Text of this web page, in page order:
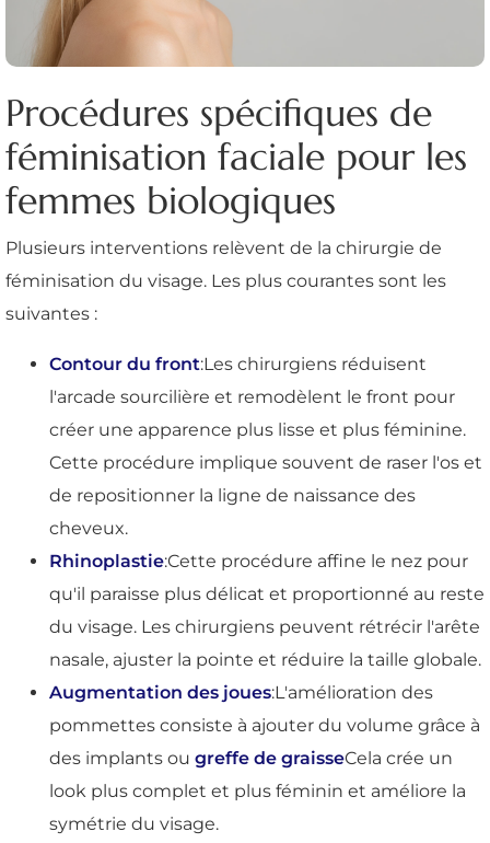
Procédures spécifiques de
féminisation faciale pour les
femmes biologiques
Plusieurs interventions relèvent de la chirurgie de
féminisation du visage. Les plus courantes sont les
suivantes :
Contour du front:Les chirurgiens réduisent
l'arcade sourcilière et remodèlent le front pour
créer une apparence plus lisse et plus féminine.
Cette procédure implique souvent de raser l'os et
de repositionner la ligne de naissance des
cheveux.
Rhinoplastie:Cette procédure affine le nez pour
qu'il paraisse plus délicat et proportionné au reste
du visage. Les chirurgiens peuvent rétrécir l'arête
nasale, ajuster la pointe et réduire la taille globale.
Augmentation des joues:L'amélioration des
pommettes consiste à ajouter du volume grâce à
des implants ou greffe de graisseCela crée un
look plus complet et plus féminin et améliore la
symétrie du visage.